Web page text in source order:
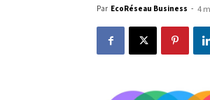
Par EcoRéseau Business - 4